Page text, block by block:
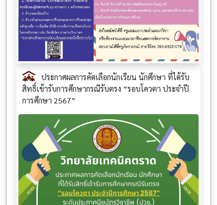
ประกาศผลการคัดเลือกนักเรียน นักศึกษา ที่ได้รับ
สิทธิ์เข้ารับการศึกษากรณีรับตรง “รอบโควตา ประจำปี
การศึกษา 2567”